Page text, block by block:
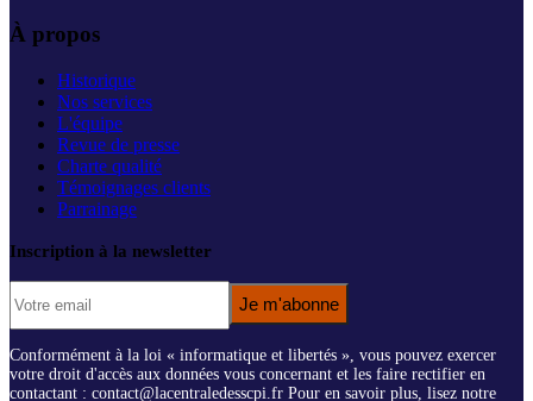
À propos
Historique
Nos services
L'équipe
Revue de presse
Charte qualité
Témoignages clients
Parrainage
Inscription à la newsletter
Je m'abonne
Conformément à la loi « informatique et libertés », vous pouvez exercer
votre droit d'accès aux données vous concernant et les faire rectifier en
contactant : contact@lacentraledesscpi.fr Pour en savoir plus, lisez notre